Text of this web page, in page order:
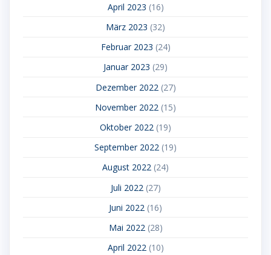
April 2023 (16)
März 2023 (32)
Februar 2023 (24)
Januar 2023 (29)
Dezember 2022 (27)
November 2022 (15)
Oktober 2022 (19)
September 2022 (19)
August 2022 (24)
Juli 2022 (27)
Juni 2022 (16)
Mai 2022(28)
April 2022(10)